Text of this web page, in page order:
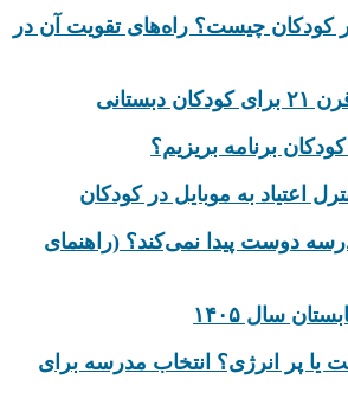
کودکان چیست؟ راه‌های تقویت آن در
برنامه بریزیم؟
اعتیاد به موبایل در کودکان
دوست پیدا نمی‌کند؟ (راهنمای
سال ۱۴۰۵
پر انرژی؟ انتخاب مدرسه برای